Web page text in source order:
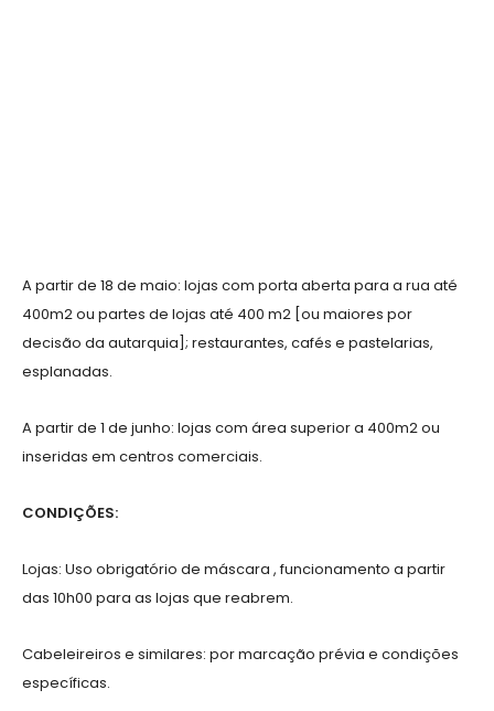
A partir de 18 de maio: lojas com porta aberta para a rua até
400m2 ou partes de lojas até 400 m2 [ou maiores por
decisão da autarquia]; restaurantes, cafés e pastelarias,
esplanadas.
A partir de 1 de junho: lojas com área superior a 400m2 ou
inseridas em centros comerciais.
CONDIÇÕES:
Lojas: Uso obrigatório de máscara , funcionamento a partir
das 10h00 para as lojas que reabrem.
Cabeleireiros e similares: por marcação prévia e condições
específicas.